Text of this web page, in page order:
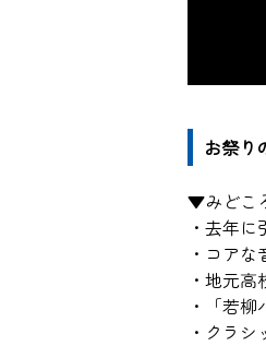
お祭り
▼みどこ
・去年
・コア
・地元
・「若
・クラ